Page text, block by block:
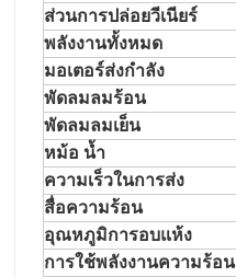
ส่วนการปล่อยวีเนียร์
พลังงานทั้งหมด
มอเตอร์ส่งกําลัง
พัดลมลมร้อน
พัดลมลมเย็น
หม้อ น้ำ
ความเร็วในการส่ง
สื่อความร้อน
อุณหภูมิการอบแห้ง
การใช้พลังงานความร้อน